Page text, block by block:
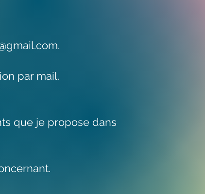
.
par mail.
que je propose dans